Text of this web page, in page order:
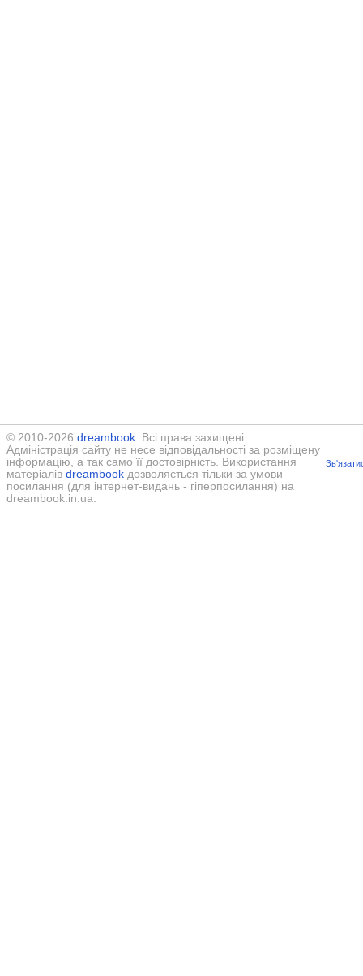
© 2010-2026 dreambook. Всі права захищені.
Адміністрація сайту не несе відповідальності за розміщену
інформацію, а так само її достовірність. Використання
матеріалів dreambook дозволяється тільки за умови
посилання (для інтернет-видань - гіперпосилання) на
dreambook.in.ua.